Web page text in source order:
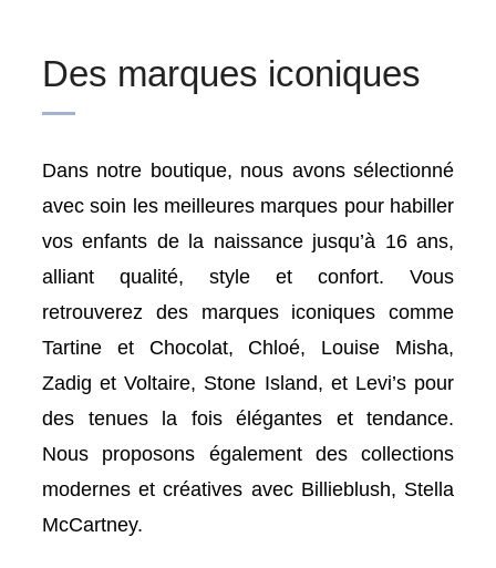
Des marques iconiques
Dans notre boutique, nous avons sélectionné
avec soin les meilleures marques pour habiller
vos enfants de la naissance jusqu’à 16 ans,
alliant qualité, style et confort. Vous
retrouverez des marques iconiques comme
Tartine et Chocolat, Chloé, Louise Misha,
Zadig et Voltaire, Stone Island, et Levi’s pour
des tenues la fois élégantes et tendance.
Nous proposons également des collections
modernes et créatives avec Billieblush, Stella
McCartney.